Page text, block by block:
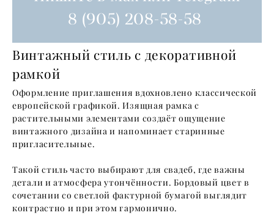
8 (905) 208-58-58
Винтажный стиль с декоративной
рамкой
Оформление приглашения вдохновлено классической
европейской графикой. Изящная рамка с
растительными элементами создаёт ощущение
винтажного дизайна и напоминает старинные
пригласительные.
Такой стиль часто выбирают для свадеб, где важны
детали и атмосфера утончённости. Бордовый цвет в
сочетании со светлой фактурной бумагой выглядит
контрастно и при этом гармонично.